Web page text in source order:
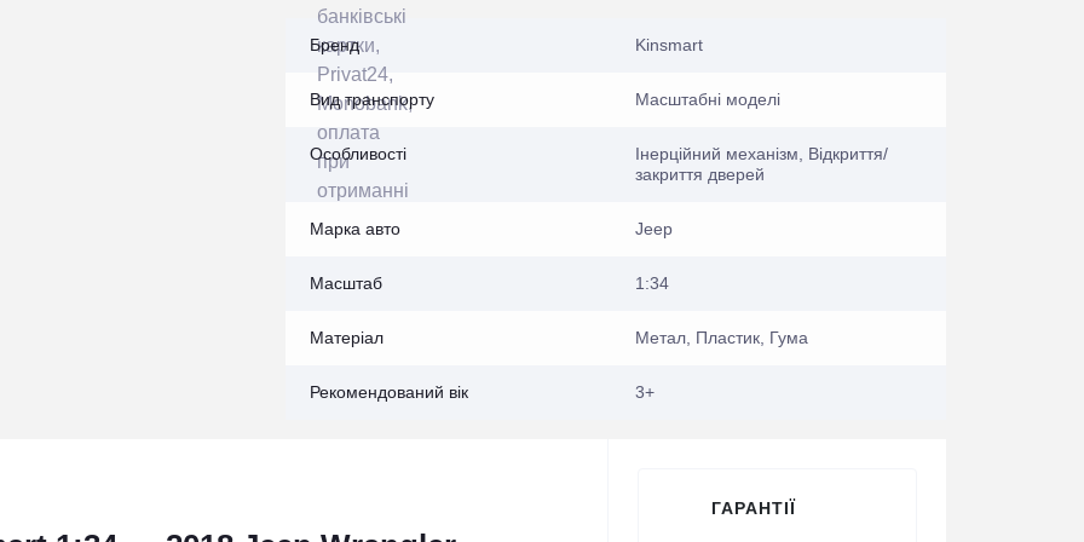
Бренд Kinsmart
Вид транспорту Масштабні моделі
Особливості
Інерційний механізм, Відкриття/
закриття дверей
Марка авто Jeep
Масштаб 1:34
Матеріал Метал, Пластик, Гума
Рекомендований вік 3+
ГАРАНТІЇ